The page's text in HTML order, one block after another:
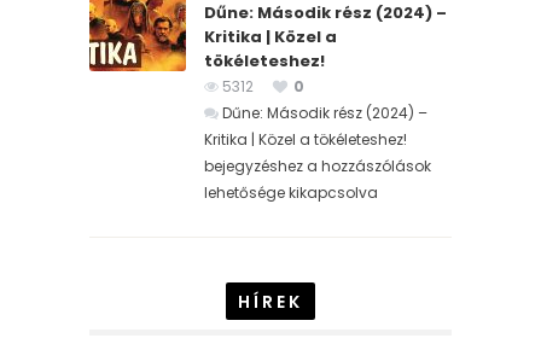
Dűne: Második rész (2024) –
Kritika | Közel a
tökéleteshez!
5312
0
Dűne: Második rész (2024) –
Kritika | Közel a tökéleteshez!
bejegyzéshez a hozzászólások
lehetősége kikapcsolva
HÍREK